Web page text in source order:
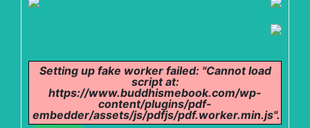
Setting up fake worker failed: "Cannot load
script at:
https://www.buddhismebook.com/wp-
content/plugins/pdf-
embedder/assets/js/pdfjs/pdf.worker.min.js".